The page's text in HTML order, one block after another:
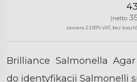
(netto:
zawiera 23.00% VAT, bez
Brilliance Salmonella
do identyfikacji Salmonelli